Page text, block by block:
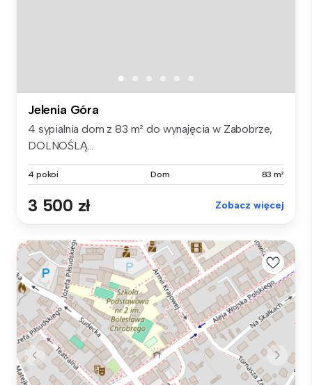
Jelenia Góra
4 sypialnia dom z 83 m² do wynajęcia w Zabobrze,
DOLNOŚLĄ...
4 pokoi Dom 83 m²
3 500 zł Zobacz więcej